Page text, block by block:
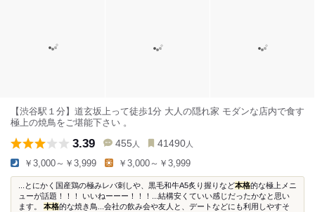
【渋谷駅１分】道玄坂上って徒歩1分 大人の隠れ家 モダンな店内で食す
極上の焼鳥をご堪能下さい 。
3.39 455 人 41490 人
￥3,000～￥3,999 ￥3,000～￥3,999
...とにかく国産鶏の極みレバ刺しや、黒毛和牛A5炙り握りなど本格的な極上メニ
ューが話題！！！ いいねーーー！！！...結構安くていい感じだったかなと思い
ます。 本格的な焼き鳥...会社の飲み会や友人と、デートなどにも利用しやすそ